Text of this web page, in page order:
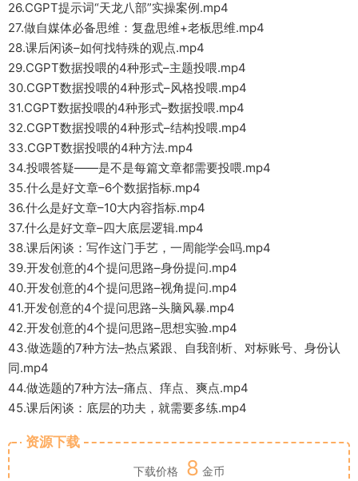
26.CGPT提示词“天龙八部”实操案例.mp4
27.做自媒体必备思维：复盘思维+老板思维.mp4
28.课后闲谈–如何找特殊的观点.mp4
29.CGPT数据投喂的4种形式–主题投喂.mp4
30.CGPT数据投喂的4种形式–风格投喂.mp4
31.CGPT数据投喂的4种形式–数据投喂.mp4
32.CGPT数据投喂的4种形式–结构投喂.mp4
33.CGPT数据投喂的4种方法.mp4
34.投喂答疑——是不是每篇文章都需要投喂.mp4
35.什么是好文章–6个数据指标.mp4
36.什么是好文章–10大内容指标.mp4
37.什么是好文章–四大底层逻辑.mp4
38.课后闲谈：写作这门手艺，一周能学会吗.mp4
39.开发创意的4个提问思路–身份提问.mp4
40.开发创意的4个提问思路–视角提问.mp4
41.开发创意的4个提问思路–头脑风暴.mp4
42.开发创意的4个提问思路–思想实验.mp4
43.做选题的7种方法–热点紧跟、自我剖析、对标账号、身份认
同.mp4
44.做选题的7种方法–痛点、痒点、爽点.mp4
45.课后闲谈：底层的功夫，就需要多练.mp4
资源下载
下载价格 8 金币